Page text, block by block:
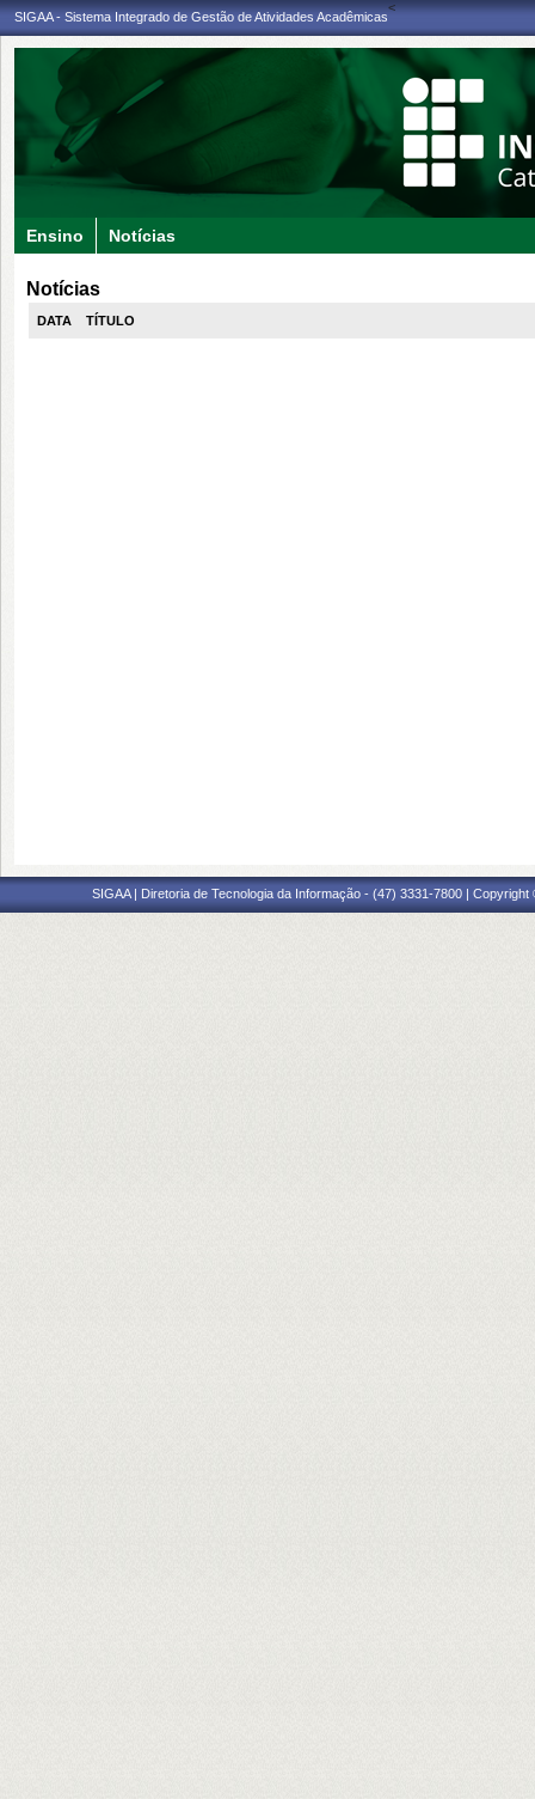
SIGAA - Sistema Integrado de Gestão de Atividades Acadêmicas
<
Ensino Notícias
Notícias
DATA TÍTULO
SIGAA | Diretoria de Tecnologia da Informação - (47) 3331-7800 |